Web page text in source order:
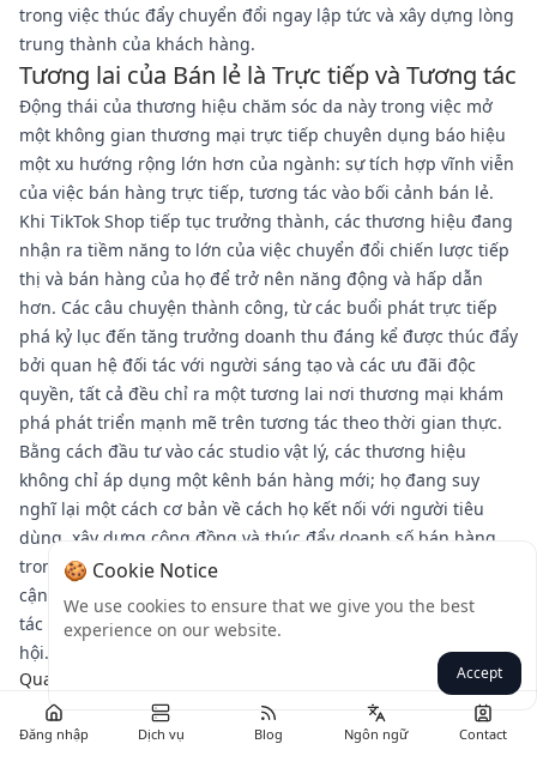
Đăng nhập Dịch vụ Blog Ngôn ngữ Contact
trong việc thúc đẩy chuyển đổi ngay lập tức và xây dựng lòng
trung thành của khách hàng.
Tương lai của Bán lẻ là Trực tiếp và Tương tác
Động thái của thương hiệu chăm sóc da này trong việc mở
một không gian thương mại trực tiếp chuyên dụng báo hiệu
một xu hướng rộng lớn hơn của ngành: sự tích hợp vĩnh viễn
của việc bán hàng trực tiếp, tương tác vào bối cảnh bán lẻ.
Khi TikTok Shop tiếp tục trưởng thành, các thương hiệu đang
nhận ra tiềm năng to lớn của việc chuyển đổi chiến lược tiếp
thị và bán hàng của họ để trở nên năng động và hấp dẫn
hơn. Các câu chuyện thành công, từ các buổi phát trực tiếp
phá kỷ lục đến tăng trưởng doanh thu đáng kể được thúc đẩy
bởi quan hệ đối tác với người sáng tạo và các ưu đãi độc
quyền, tất cả đều chỉ ra một tương lai nơi thương mại khám
phá phát triển mạnh mẽ trên tương tác theo thời gian thực.
Bằng cách đầu tư vào các studio vật lý, các thương hiệu
không chỉ áp dụng một kênh bán hàng mới; họ đang suy
nghĩ lại một cách cơ bản về cách họ kết nối với người tiêu
dùng, xây dựng cộng đồng và thúc đẩy doanh số bán hàng
trong một thế giới ngày càng ưu tiên kỹ thuật số. Cách tiếp
cận tiên phong này đặt ra một tiêu chuẩn mới cho sự tương
tác do thương hiệu dẫn dắt trên các nền tảng thương mại xã
hội.
Quay lại
🍪 Cookie Notice
We use cookies to ensure that we give you the best
experience on our website.
Accept